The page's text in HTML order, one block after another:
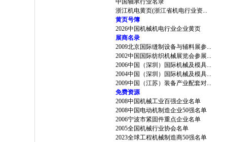
中国轴承行业名录
浙江机电黄页(浙江省机电行业资...
黄页号簿
2026中国机械机电行业企业黄页
展商名录
2009北京国际缝制设备与辅料展参...
2002中国国际纺织机械展览会参展...
2006中国（深圳）国际机械及模具...
2004中国（深圳）国际机械及模具...
2009中国（江苏）装备产业配套对...
免费资源
2008中国机械工业百强企业名单
2008中国电动机制造企业50强名单
2006宁波市紧固件重点企业名单
2005全国机械行业协会名单
2023全球工程机械制造商50强名单